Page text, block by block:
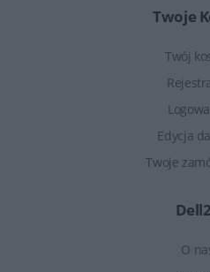
Twoje
Twój
Edycja
Twoje
O